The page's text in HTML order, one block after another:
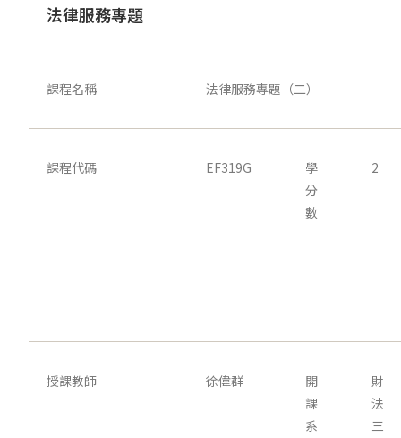
法律服務專題
課程名稱 法律服務專題（二）
課程代碼 EF319G
學
分
數
2
授課教師 徐偉群
開
課
系
財
法
三